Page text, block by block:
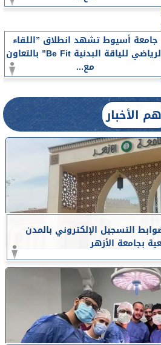
جامعة أسيوط تشهد انطلاق ”اللقاء
الرياضي للياقة البدنية Be Fit” بالتعاون
مع...
الأخبار
التسجيل الإلكتروني بالمدن
بجامعة الأزهر